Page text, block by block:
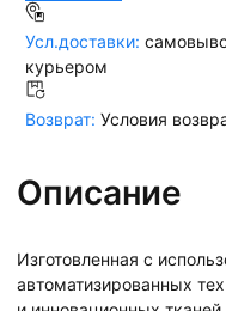
Усл.доставки:
курьером
Возврат: Условия
Описание
Изготовленная с
автоматизированных